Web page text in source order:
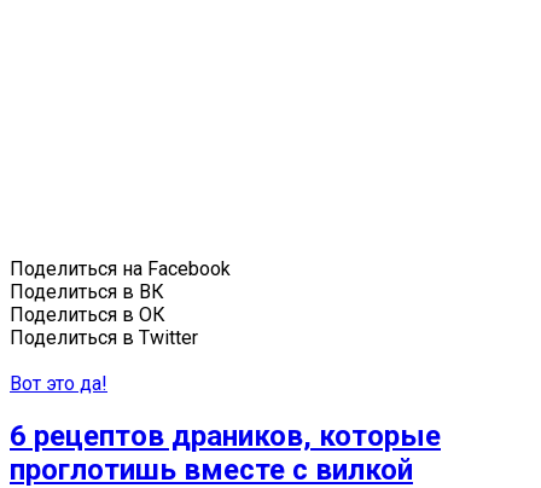
Поделиться на Facebook
Поделиться в ВК
Поделиться в ОК
Поделиться в Twitter
Вот это да!
6 рецептов драников, которые
проглотишь вместе с вилкой